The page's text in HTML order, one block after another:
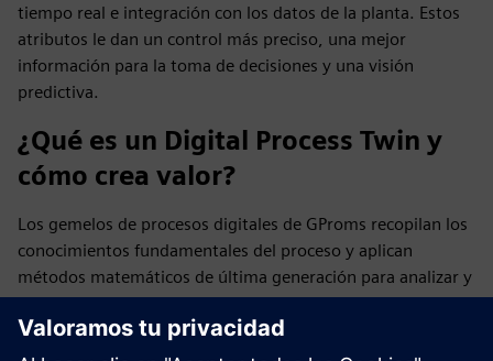
tiempo real e integración con los datos de la planta. Estos
atributos le dan un control más preciso, una mejor
información para la toma de decisiones y una visión
predictiva.
¿Qué es un Digital Process Twin y
cómo crea valor?
Los gemelos de procesos digitales de GProms recopilan los
conocimientos fundamentales del proceso y aplican
métodos matemáticos de última generación para analizar y
optimizar el diseño o la operación del proceso de forma
rápida y precisa.